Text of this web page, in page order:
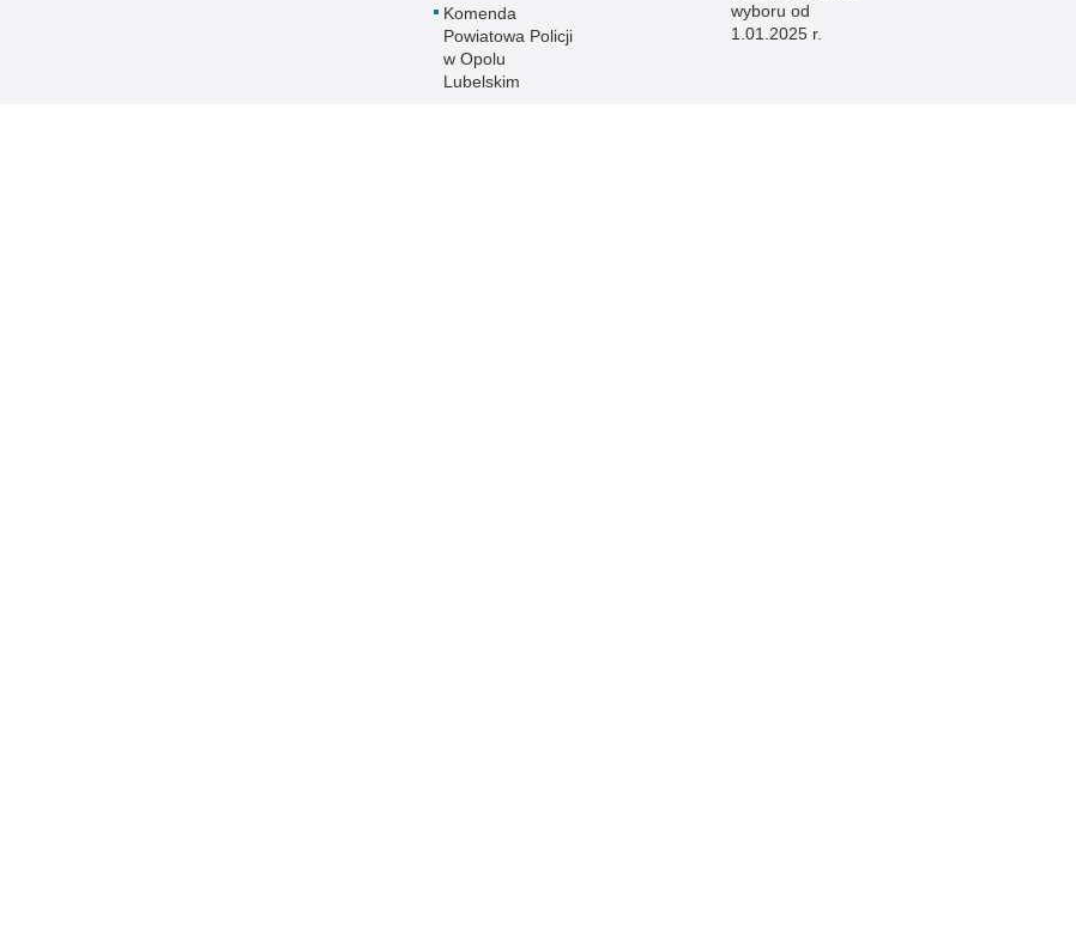
Komenda
Powiatowa Policji
w Opolu
Lubelskim
wyboru od
1.01.2025 r.